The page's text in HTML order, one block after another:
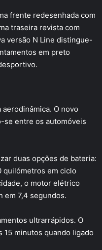
frente redesenhada com
traseira revista com
versão N Line distingue-
em preto
O novo
se entre os automóveis
duas opções de bateria:
quilómetros em ciclo
o motor elétrico
em 7,4 segundos.
ultrarrápidos. O
minutos quando ligado